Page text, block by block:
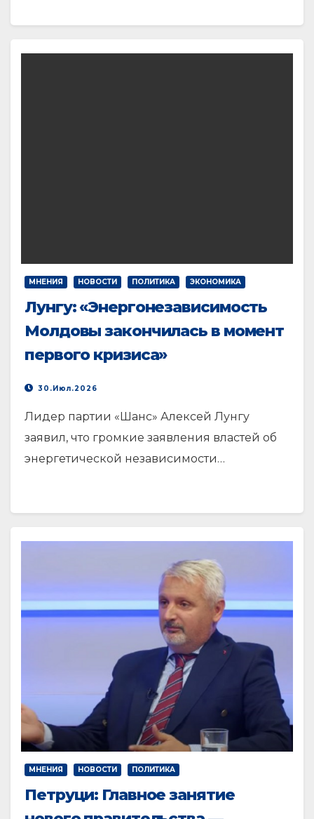
МНЕНИЯ НОВОСТИ ПОЛИТИКА ЭКОНОМИКА
Лунгу: «Энергонезависимость
Молдовы закончилась в момент
первого кризиса»
30.Июл.2026
Лидер партии «Шанс» Алексей Лунгу
заявил, что громкие заявления властей об
энергетической независимости…
МНЕНИЯ НОВОСТИ ПОЛИТИКА
Петруци: Главное занятие